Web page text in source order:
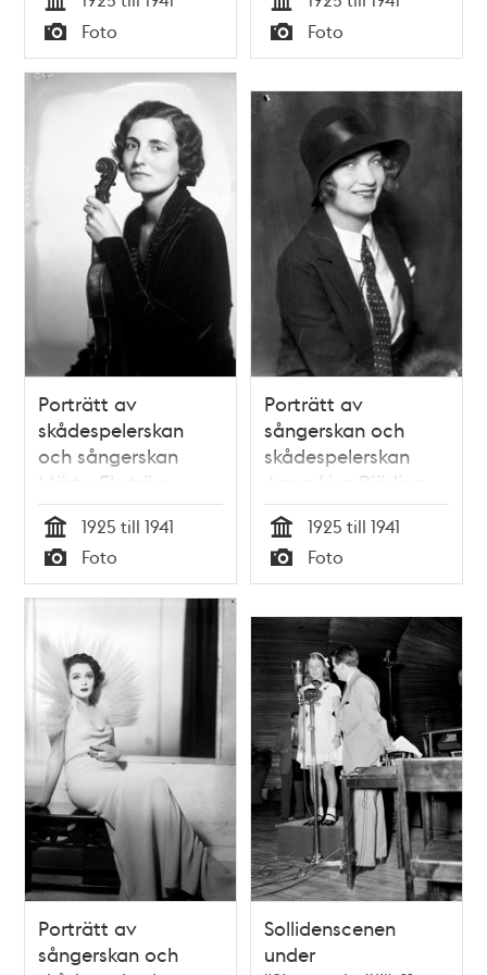
Tid
Typ
Foto
Ekelund anställdes
1961 som första
kvinnliga producent
och regissör vid
Radioteatern
Tid
Typ
Foto
Porträtt av
skådespelerskan
och sångerskan
Märta Ekström
Tid
1925 till 1941
Typ
Foto
Porträtt av
sångerskan och
skådespelerskan
Anna-Lisa Björling
Tid
1925 till 1941
Typ
Foto
Porträtt av
sångerskan och
Sollidenscenen
under